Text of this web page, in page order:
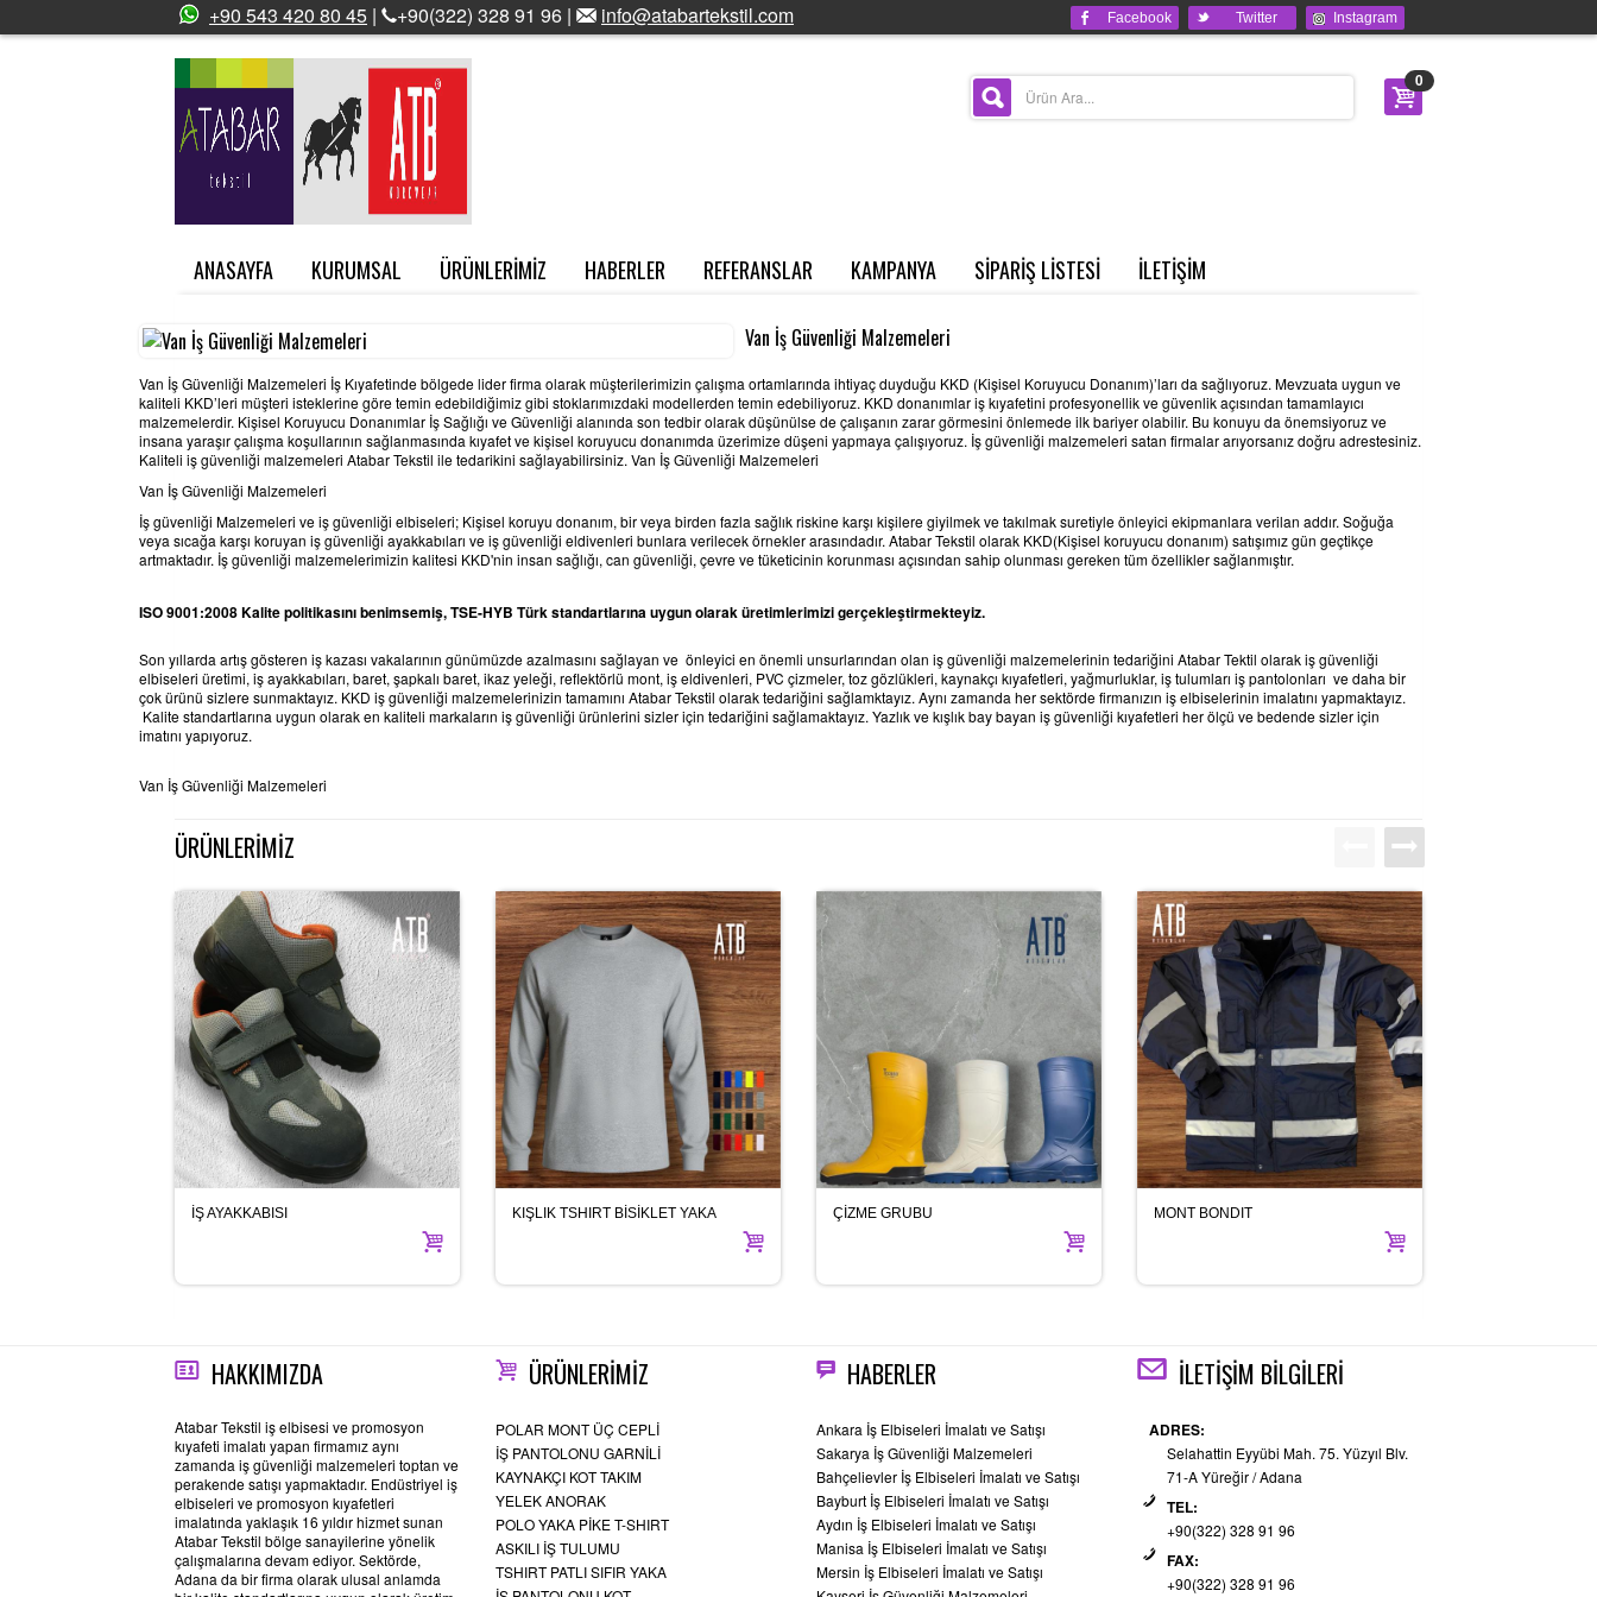
+90 543 420 80 45 | +90(322) 328 91 96 | info@atabartekstil.com Facebook Twitter Instagram
0
ANASAYFA KURUMSAL ÜRÜNLERİMİZ HABERLER REFERANSLAR KAMPANYA SİPARİŞ LİSTESİ İLETİŞİM
Van İş Güvenliği Malzemeleri
Van İş Güvenliği Malzemeleri İş Kıyafetinde bölgede lider firma olarak müşterilerimizin çalışma ortamlarında ihtiyaç duyduğu KKD (Kişisel Koruyucu Donanım)’ları da sağlıyoruz. Mevzuata uygun ve
kaliteli KKD’leri müşteri isteklerine göre temin edebildiğimiz gibi stoklarımızdaki modellerden temin edebiliyoruz. KKD donanımlar iş kıyafetini profesyonellik ve güvenlik açısından tamamlayıcı
malzemelerdir. Kişisel Koruyucu Donanımlar İş Sağlığı ve Güvenliği alanında son tedbir olarak düşünülse de çalışanın zarar görmesini önlemede ilk bariyer olabilir. Bu konuyu da önemsiyoruz ve
insana yaraşır çalışma koşullarının sağlanmasında kıyafet ve kişisel koruyucu donanımda üzerimize düşeni yapmaya çalışıyoruz. İş güvenliği malzemeleri satan firmalar arıyorsanız doğru adrestesiniz.
Kaliteli iş güvenliği malzemeleri Atabar Tekstil ile tedarikini sağlayabilirsiniz. Van İş Güvenliği Malzemeleri
Van İş Güvenliği Malzemeleri
İş güvenliği Malzemeleri ve iş güvenliği elbiseleri; Kişisel koruyu donanım, bir veya birden fazla sağlık riskine karşı kişilere giyilmek ve takılmak suretiyle önleyici ekipmanlara verilan addır. Soğuğa
veya sıcağa karşı koruyan iş güvenliği ayakkabıları ve iş güvenliği eldivenleri bunlara verilecek örnekler arasındadır. Atabar Tekstil olarak KKD(Kişisel koruyucu donanım) satışımız gün geçtikçe
artmaktadır. İş güvenliği malzemelerimizin kalitesi KKD'nin insan sağlığı, can güvenliği, çevre ve tüketicinin korunması açısından sahip olunması gereken tüm özellikler sağlanmıştır.
ISO 9001:2008 Kalite politikasını benimsemiş, TSE-HYB Türk standartlarına uygun olarak üretimlerimizi gerçekleştirmekteyiz.
Son yıllarda artış gösteren iş kazası vakalarının günümüzde azalmasını sağlayan ve önleyici en önemli unsurlarından olan iş güvenliği malzemelerinin tedariğini Atabar Tektil olarak iş güvenliği
elbiseleri üretimi, iş ayakkabıları, baret, şapkalı baret, ikaz yeleği, reflektörlü mont, iş eldivenleri, PVC çizmeler, toz gözlükleri, kaynakçı kıyafetleri, yağmurluklar, iş tulumları iş pantolonları ve daha bir
çok ürünü sizlere sunmaktayız. KKD iş güvenliği malzemelerinizin tamamını Atabar Tekstil olarak tedariğini sağlamktayız. Aynı zamanda her sektörde firmanızın iş elbiselerinin imalatını yapmaktayız.
Kalite standartlarına uygun olarak en kaliteli markaların iş güvenliği ürünlerini sizler için tedariğini sağlamaktayız. Yazlık ve kışlık bay bayan iş güvenliği kıyafetleri her ölçü ve bedende sizler için
imatını yapıyoruz.
Van İş Güvenliği Malzemeleri
ÜRÜNLERİMİZ
İŞ AYAKKABISI KIŞLIK TSHIRT BİSİKLET YAKA ÇİZME GRUBU MONT BONDIT
HAKKIMIZDA
Atabar Tekstil iş elbisesi ve promosyon
kıyafeti imalatı yapan firmamız aynı
zamanda iş güvenliği malzemeleri toptan ve
perakende satışı yapmaktadır. Endüstriyel iş
elbiseleri ve promosyon kıyafetleri
imalatında yaklaşık 16 yıldır hizmet sunan
Atabar Tekstil bölge sanayilerine yönelik
çalışmalarına devam ediyor. Sektörde,
Adana da bir firma olarak ulusal anlamda
ÜRÜNLERİMİZ
POLAR MONT ÜÇ CEPLİ
İŞ PANTOLONU GARNİLİ
KAYNAKÇI KOT TAKIM
YELEK ANORAK
POLO YAKA PİKE T-SHIRT
ASKILI İŞ TULUMU
TSHIRT PATLI SIFIR YAKA
HABERLER
Ankara İş Elbiseleri İmalatı ve Satışı
Sakarya İş Güvenliği Malzemeleri
Bahçelievler İş Elbiseleri İmalatı ve Satışı
Bayburt İş Elbiseleri İmalatı ve Satışı
Aydın İş Elbiseleri İmalatı ve Satışı
Manisa İş Elbiseleri İmalatı ve Satışı
Mersin İş Elbiseleri İmalatı ve Satışı
İLETİŞİM BİLGİLERİ
ADRES:
Selahattin Eyyübi Mah. 75. Yüzyıl Blv.
71-A Yüreğir / Adana
TEL:
+90(322) 328 91 96
FAX:
+90(322) 328 91 96